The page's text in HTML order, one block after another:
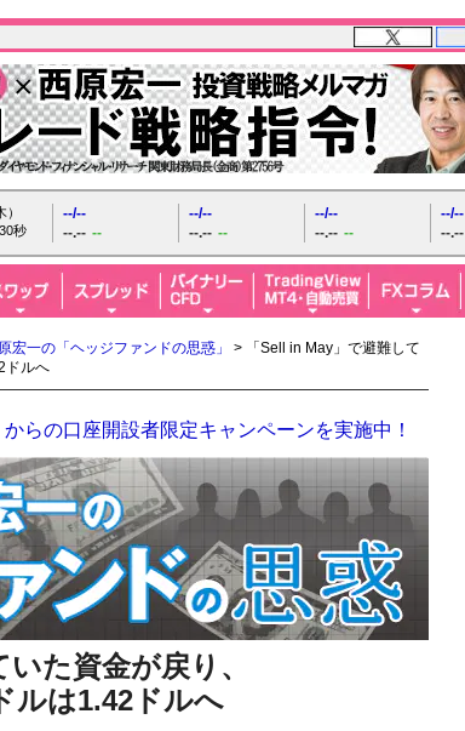
秒
--/--
--.-- --
--/--
--.-- --
--/--
--.-- --
--/--
--.--
宏一の「ヘッジファンドの思惑」
> 「Sell in May」で避難して
ドルへ
らの口座開設者限定キャンペーンを実施中！
た資金が戻り、
ルは1.42ドルへ